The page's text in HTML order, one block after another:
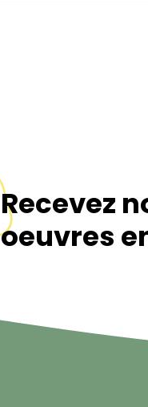
Recevez
oeuvres